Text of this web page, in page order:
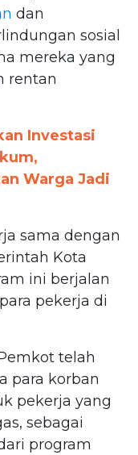
dan
sosial
mereka yang
rentan
Investasi
Warga Jadi
sama dengan
Kota
ini berjalan
pekerja di
telah
para korban
pekerja yang
sebagai
program